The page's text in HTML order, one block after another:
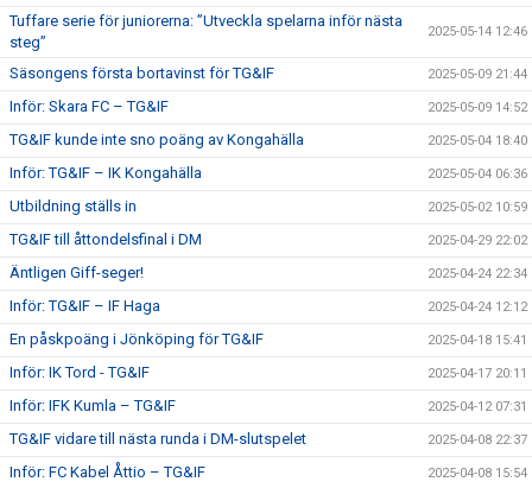
Tuffare serie för juniorerna: ”Utveckla spelarna inför nästa
steg”
2025-05-14 12:46
Säsongens första bortavinst för TG&IF 2025-05-09 21:44
Inför: Skara FC – TG&IF 2025-05-09 14:52
TG&IF kunde inte sno poäng av Kongahälla 2025-05-04 18:40
Inför: TG&IF – IK Kongahälla 2025-05-04 06:36
Utbildning ställs in 2025-05-02 10:59
TG&IF till åttondelsfinal i DM 2025-04-29 22:02
Äntligen Giff-seger! 2025-04-24 22:34
Inför: TG&IF – IF Haga 2025-04-24 12:12
En påskpoäng i Jönköping för TG&IF 2025-04-18 15:41
Inför: IK Tord - TG&IF 2025-04-17 20:11
Inför: IFK Kumla – TG&IF 2025-04-12 07:31
TG&IF vidare till nästa runda i DM-slutspelet 2025-04-08 22:37
Inför: FC Kabel Åttio – TG&IF 2025-04-08 15:54